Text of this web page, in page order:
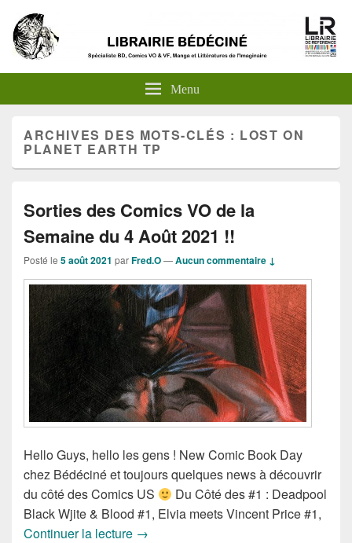
Menu
ARCHIVES DES MOTS-CLÉS : LOST ON
PLANET EARTH TP
Sorties des Comics VO de la
Semaine du 4 Août 2021 !!
Posté le 5 août 2021 parFred.O—Aucun commentaire ↓
Hello Guys, hello les gens ! New Comic Book Day
chez Bédéciné et toujours quelques news à découvrir
du côté des Comics US
Du Côté des #1 : Deadpool
Black Wjite & Blood #1, Elvia meets Vincent Price #1,
Continuer la lecture Sorties des Comics VO de la
→